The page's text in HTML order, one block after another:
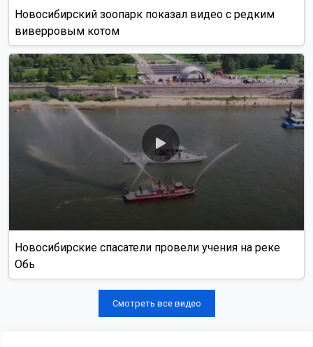
Новосибирский зоопарк показал видео с редким
виверровым котом
Новосибирские спасатели провели учения на реке
Обь
Смотреть все видео